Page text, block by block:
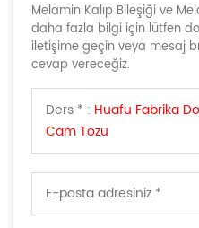
Melamin Kalıp Bileşiği ve
daha fazla bilgi için lütfen
iletişime geçin veya mesaj
cevap vereceğiz.
Ders * : Huafu Fabrika
Cam Tozu